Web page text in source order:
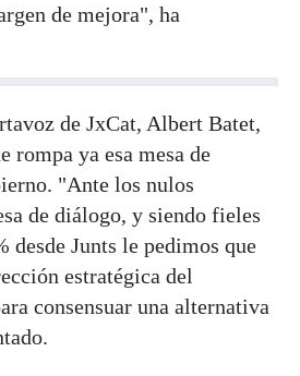
de mejora", ha
de JxCat, Albert Batet,
rompa ya esa mesa de
"Ante los nulos
de diálogo, y siendo fieles
desde Junts le pedimos que
estratégica del
consensuar una alternativa